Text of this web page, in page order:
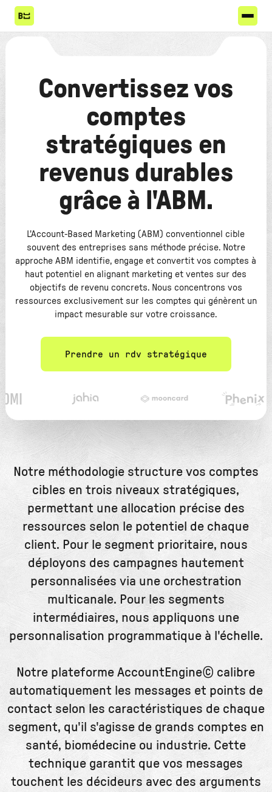
Convertissez vos
comptes
stratégiques en
revenus durables
grâce à l'ABM.
L'Account-Based Marketing (ABM) conventionnel cible
souvent des entreprises sans méthode précise. Notre
approche ABM identifie, engage et convertit vos comptes à
haut potentiel en alignant marketing et ventes sur des
objectifs de revenu concrets. Nous concentrons vos
ressources exclusivement sur les comptes qui génèrent un
impact mesurable sur votre croissance.
Prendre un rdv stratégique
Notre méthodologie structure vos comptes
cibles en trois niveaux stratégiques,
permettant une allocation précise des
ressources selon le potentiel de chaque
client. Pour le segment prioritaire, nous
déployons des campagnes hautement
personnalisées via une orchestration
multicanale. Pour les segments
intermédiaires, nous appliquons une
personnalisation programmatique à l'échelle.
Notre plateforme AccountEngine© calibre
automatiquement les messages et points de
contact selon les caractéristiques de chaque
segment, qu'il s'agisse de grands comptes en
santé, biomédecine ou industrie. Cette
technique garantit que vos messages
touchent les décideurs avec des arguments